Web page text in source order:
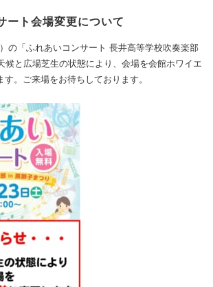
ート会場変更について
の「ふれあいコンサート 長井高等学校吹奏楽部
候と広場芝生の状態により、会場を会館ホワイエ
。ご来場をお待ちしております。